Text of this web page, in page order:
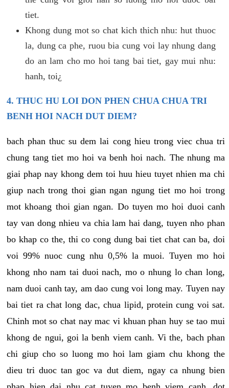
tiet.
Khong dung mot so chat kich thich nhu: hut thuoc
la, dung ca phe, ruou bia cung voi lay nhung dang
do an lam cho mo hoi tang bai tiet, gay mui nhu:
hanh, toi¿
4. THUC HU LOI DON PHEN CHUA CHUA TRI
BENH HOI NACH DUT DIEM?
bach phan thuc su dem lai cong hieu trong viec chua tri
chung tang tiet mo hoi va benh hoi nach. The nhung ma
giai phap nay khong dem toi huu hieu tuyet nhien ma chi
giup nach trong thoi gian ngan ngung tiet mo hoi trong
mot khoang thoi gian ngan. Do tuyen mo hoi duoi canh
tay van dong nhieu va chia lam hai dang, tuyen nho phan
bo khap co the, thi co cong dung bai tiet chat can ba, doi
voi 99% nuoc cung nhu 0,5% la muoi. Tuyen mo hoi
khong nho nam tai duoi nach, mo o nhung lo chan long,
nam duoi canh tay, am dao cung voi long may. Tuyen nay
bai tiet ra chat long dac, chua lipid, protein cung voi sat.
Chinh mot so chat nay mac vi khuan phan huy se tao mui
khong de ngui, goi la benh viem canh. Vi the, bach phan
chi giup cho so luong mo hoi lam giam chu khong the
dieu tri duoc tan goc va dut diem, ngay ca nhung bien